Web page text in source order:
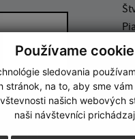
Používame
sledovania
stránok, na to, aby sme
našich webových
naši návštevníci
správu